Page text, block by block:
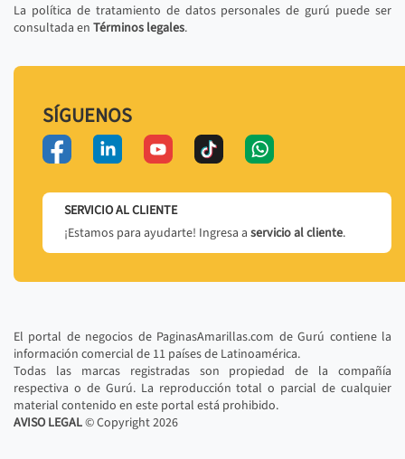
La política de tratamiento de datos personales de gurú puede ser
consultada en Términos legales.
SÍGUENOS
SERVICIO AL CLIENTE
¡Estamos para ayudarte! Ingresa a servicio al cliente.
El portal de negocios de PaginasAmarillas.com de Gurú contiene la
información comercial de 11 países de Latinoamérica.
Todas las marcas registradas son propiedad de la compañía
respectiva o de Gurú. La reproducción total o parcial de cualquier
material contenido en este portal está prohibido.
AVISO LEGAL© Copyright2026